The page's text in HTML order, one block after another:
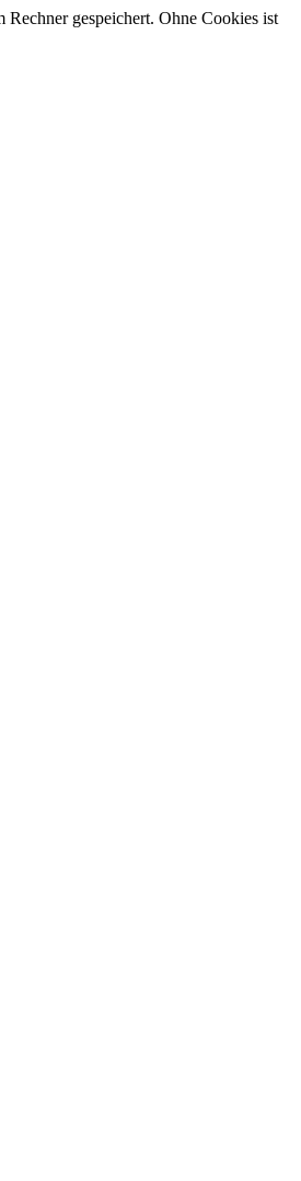
gespeichert. Ohne Cookies ist